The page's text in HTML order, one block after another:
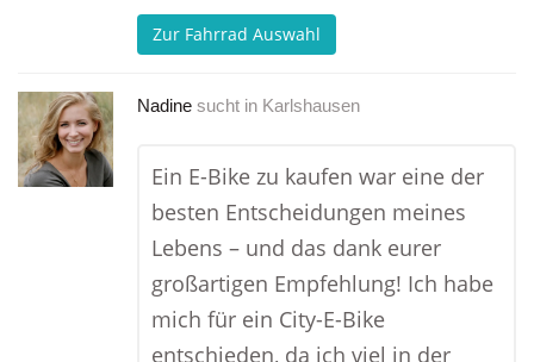
Zur Fahrrad Auswahl
Nadine sucht in Karlshausen
Ein E-Bike zu kaufen war eine der
besten Entscheidungen meines
Lebens – und das dank eurer
großartigen Empfehlung! Ich habe
mich für ein City-E-Bike
entschieden, da ich viel in der